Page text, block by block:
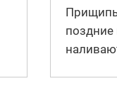
поздние